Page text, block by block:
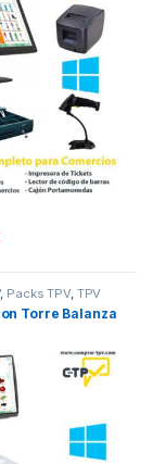
, Packs TPV, TPV
Torre Balanza